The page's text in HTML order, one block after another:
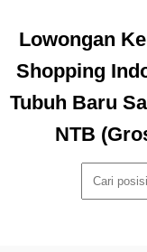
Lowongan
Shopping
Tubuh Baru
NTB